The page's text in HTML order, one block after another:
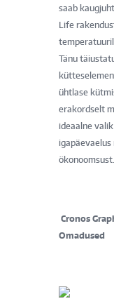
saab
Life
Tänu
ühtlase
erakordselt
ideaalne
ökonoomsust.
Cronos
Omadused